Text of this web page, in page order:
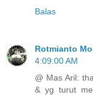
Balas
Rotmianto
4:09:00 AM
@ Mas Aril:
& yg turut